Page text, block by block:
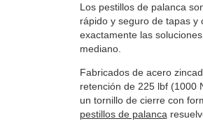
Los pestillos de palanca
rápido y seguro de tapas y
exactamente las
mediano.
Fabricados de acero
retención de 225 lbf (1000
un tornillo de cierre con
pestillos de palanca